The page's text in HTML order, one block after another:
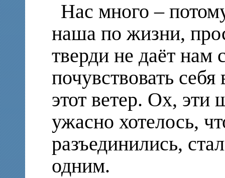
Нас много –
наша по жизни,
тверди не даёт нам
почувствовать
этот ветер. Ох,
ужасно хотелось,
разъединились,
одним.